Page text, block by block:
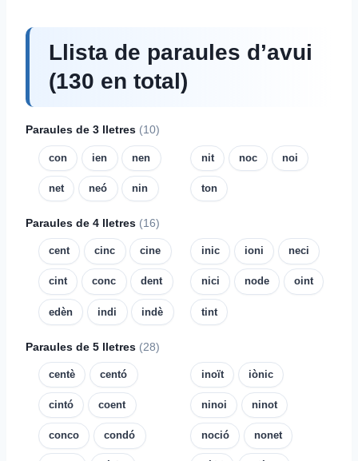
Llista de paraules d’avui
(130 en total)
Paraules de 3 lletres (10)
con ien nen
net neó nin
nit noc noi
ton
Paraules de 4 lletres (16)
cent cinc cine
cint conc dent
edèn indi indè
inic ioni neci
nici node oint
tint
Paraules de 5 lletres (28)
centè centó
cintó coent
conco condó
inoït iònic
ninoi ninot
noció nonet